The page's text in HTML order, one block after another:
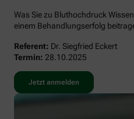
Was Sie zu Bluthochdruck
einem Behandlungserfolg
Referent: Dr. Siegfried Eckert
Termin: 28.10.2025
Jetzt anmelden